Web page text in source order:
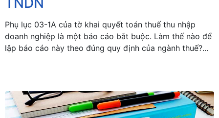
Phụ lục 03-1A của tờ khai quyết toán thuế thu nhập
doanh nghiệp là một báo cáo bắt buộc. Làm thế nào để
lập báo cáo này theo đúng quy định của ngành thuế?...